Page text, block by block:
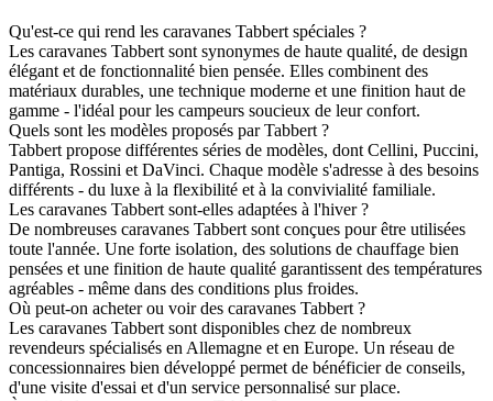
Qu'est-ce qui rend les caravanes Tabbert spéciales ?
Les caravanes Tabbert sont synonymes de haute qualité, de design
élégant et de fonctionnalité bien pensée. Elles combinent des
matériaux durables, une technique moderne et une finition haut de
gamme - l'idéal pour les campeurs soucieux de leur confort.
Quels sont les modèles proposés par Tabbert ?
Tabbert propose différentes séries de modèles, dont Cellini, Puccini,
Pantiga, Rossini et DaVinci. Chaque modèle s'adresse à des besoins
différents - du luxe à la flexibilité et à la convivialité familiale.
Les caravanes Tabbert sont-elles adaptées à l'hiver ?
De nombreuses caravanes Tabbert sont conçues pour être utilisées
toute l'année. Une forte isolation, des solutions de chauffage bien
pensées et une finition de haute qualité garantissent des températures
agréables - même dans des conditions plus froides.
Où peut-on acheter ou voir des caravanes Tabbert ?
Les caravanes Tabbert sont disponibles chez de nombreux
revendeurs spécialisés en Allemagne et en Europe. Un réseau de
concessionnaires bien développé permet de bénéficier de conseils,
d'une visite d'essai et d'un service personnalisé sur place.